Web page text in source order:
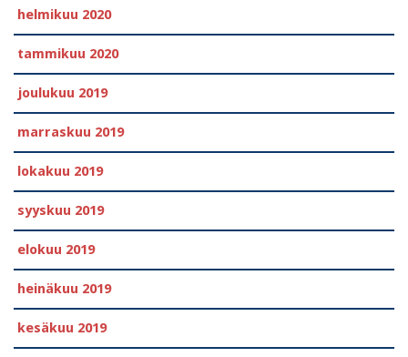
helmikuu 2020
tammikuu 2020
joulukuu 2019
marraskuu 2019
lokakuu 2019
syyskuu 2019
elokuu 2019
heinäkuu 2019
kesäkuu 2019